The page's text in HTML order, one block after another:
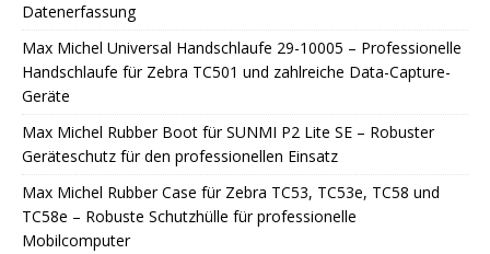
Datenerfassung
Max Michel Universal Handschlaufe 29-10005 – Professionelle
Handschlaufe für Zebra TC501 und zahlreiche Data-Capture-
Geräte
Max Michel Rubber Boot für SUNMI P2 Lite SE – Robuster
Geräteschutz für den professionellen Einsatz
Max Michel Rubber Case für Zebra TC53, TC53e, TC58 und
TC58e – Robuste Schutzhülle für professionelle
Mobilcomputer